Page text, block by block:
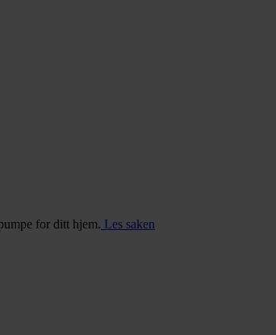
for ditt hjem. Les saken